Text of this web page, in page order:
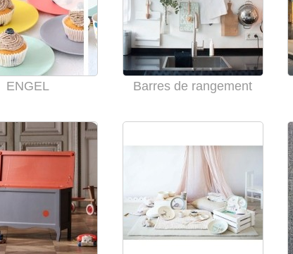
ENGEL Barres de rangement